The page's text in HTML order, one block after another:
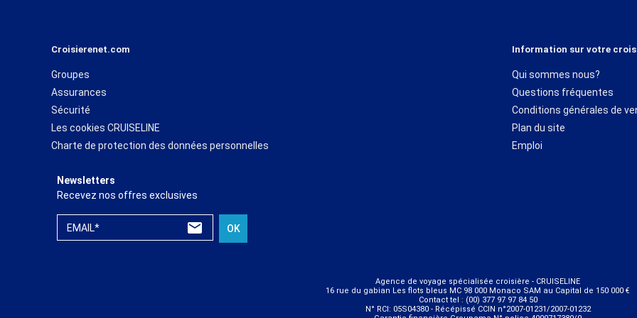
Croisierenet.com
Groupes
Assurances
Sécurité
Les cookies CRUISELINE
Charte de protection des données personnelles
Information sur votre
Qui sommes nous?
Questions fréquentes
Conditions générales de
Plan du site
Emploi
Newsletters
Recevez nos offres exclusives
EMAIL* OK
Agence de voyage spécialisée croisière - CRUISELINE
16 rue du gabian Les flots bleus MC 98 000 Monaco SAM au Capital de 150 000 €
Contact tel : (00) 377 97 97 84 50
N° RCI: 05S04380 - Récépissé CCIN n°2007-01231/2007-01232